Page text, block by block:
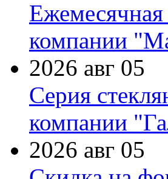
Ежемесячная
компании
2026 авг 05
Серия
компании
2026 авг 05